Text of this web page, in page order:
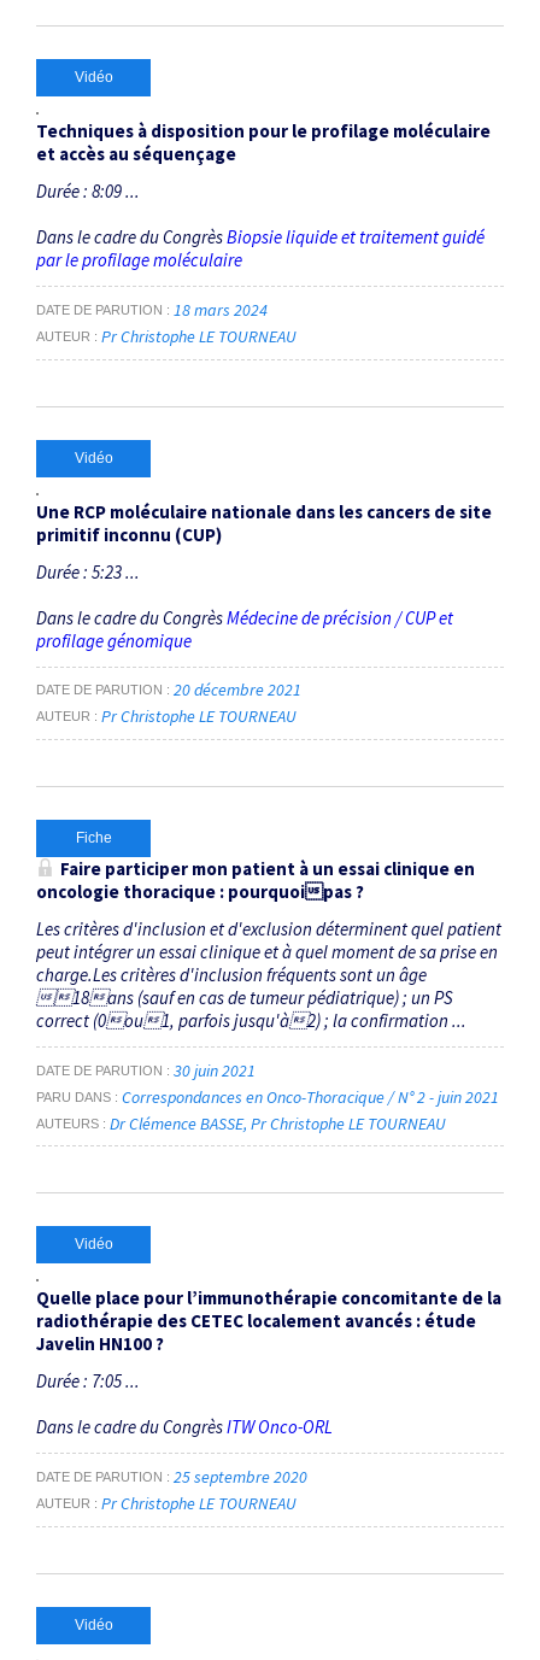
Vidéo
Techniques à disposition pour le profilage moléculaire
et accès au séquençage
Durée : 8:09 ...
Dans le cadre du CongrèsBiopsie liquide et traitement guidé
par le profilage moléculaire
DATE DE PARUTION 18 mars 2024
AUTEUR Pr Christophe LE TOURNEAU
Vidéo
Une RCP moléculaire nationale dans les cancers de site
primitif inconnu (CUP)
Durée : 5:23 ...
Dans le cadre du CongrèsMédecine de précision / CUP et
profilage génomique
DATE DE PARUTION 20 décembre 2021
AUTEUR Pr Christophe LE TOURNEAU
Fiche
Faire participer mon patient à un essai clinique en
oncologie thoracique : pourquoipas ?
Les critères d'inclusion et d'exclusion déterminent quel patient
peut intégrer un essai clinique et à quel moment de sa prise en
charge.Les critères d'inclusion fréquents sont un âge
18ans (sauf en cas de tumeur pédiatrique) ; un PS
correct (0ou1, parfois jusqu'à2) ; la confirmation ...
DATE DE PARUTION 30 juin 2021
PARU DANS Correspondances en Onco-Thoracique / N° 2 - juin 2021
AUTEURS Dr Clémence BASSE Pr Christophe LE TOURNEAU
Vidéo
Quelle place pour l’immunothérapie concomitante de la
radiothérapie des CETEC localement avancés : étude
Javelin HN100 ?
Durée : 7:05 ...
Dans le cadre du CongrèsITW Onco-ORL
DATE DE PARUTION 25 septembre 2020
AUTEUR Pr Christophe LE TOURNEAU
Vidéo